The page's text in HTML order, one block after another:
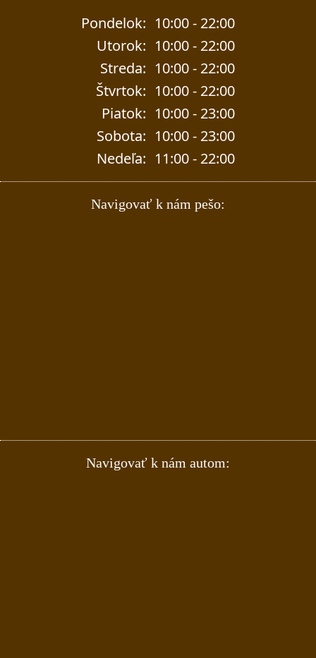
Pondelok: 10:00 - 22:00
Utorok: 10:00 - 22:00
Streda: 10:00 - 22:00
Štvrtok: 10:00 - 22:00
Piatok: 10:00 - 23:00
Sobota: 10:00 - 23:00
Nedeľa: 11:00 - 22:00
Navigovať k nám pešo:
Navigovať k nám autom: